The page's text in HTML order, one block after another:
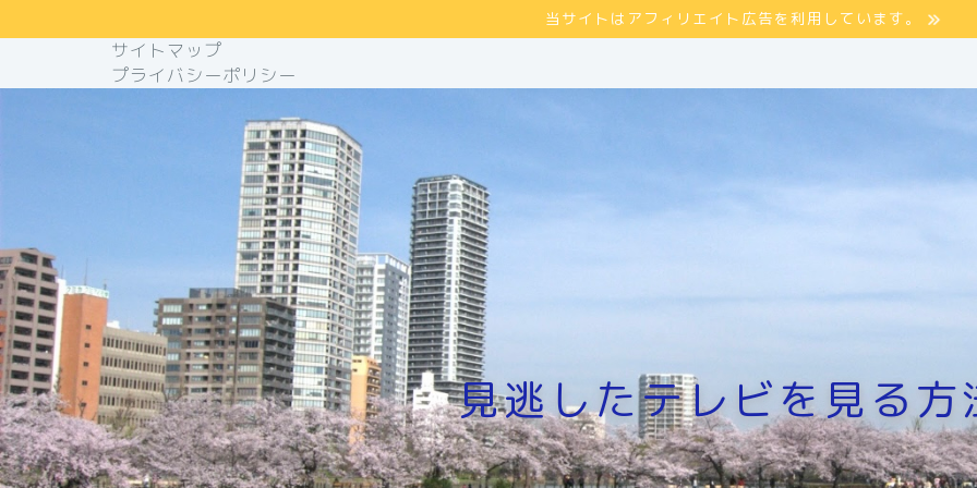
当サイトはアフィリエイト広告を利用しています。
サイトマップ
プライバシーポリシー
見逃したテレビを見る方